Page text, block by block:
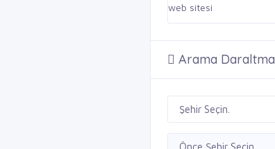
web sitesi
Arama Daraltma